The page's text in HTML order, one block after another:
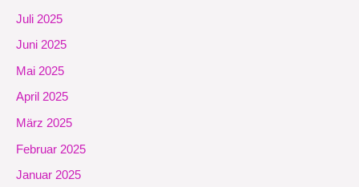
Juli 2025
Juni 2025
Mai 2025
April 2025
März 2025
Februar 2025
Januar 2025